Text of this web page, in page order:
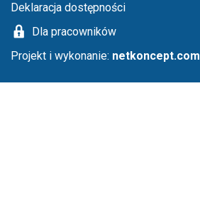
Deklaracja dostępności
Dla pracowników
Projekt i wykonanie: netkoncept.com